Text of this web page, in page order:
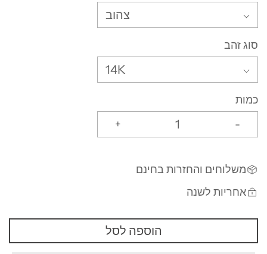
צהוב
סוג זהב
14K
כמות
-
+
משלוחים והחזרות בחינם
אחריות לשנה
הוספה לסל